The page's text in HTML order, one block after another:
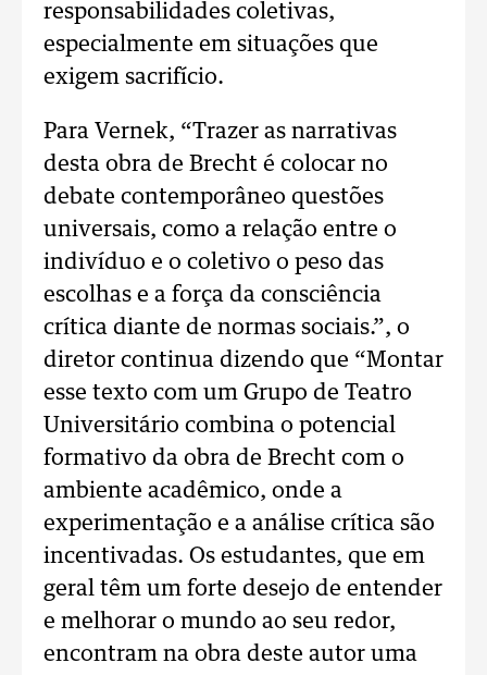
responsabilidades coletivas,
especialmente em situações que
exigem sacrifício.
Para Vernek, “Trazer as narrativas
desta obra de Brecht é colocar no
debate contemporâneo questões
universais, como a relação entre o
indivíduo e o coletivo o peso das
escolhas e a força da consciência
crítica diante de normas sociais.”, o
diretor continua dizendo que “Montar
esse texto com um Grupo de Teatro
Universitário combina o potencial
formativo da obra de Brecht com o
ambiente acadêmico, onde a
experimentação e a análise crítica são
incentivadas. Os estudantes, que em
geral têm um forte desejo de entender
e melhorar o mundo ao seu redor,
encontram na obra deste autor uma